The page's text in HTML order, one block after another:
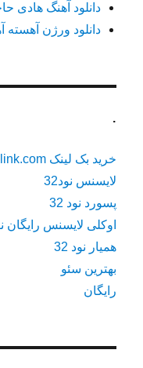
دانلود آهنگ هادی
دانلود ورژن آهسته
.
خرید بک لینک behtarinbacklink.com
لایسنس نود32
پسورد نود 32
اوکلی لایسنس رایگان نود
همیار نود 32
بهترین سئو
رایگان